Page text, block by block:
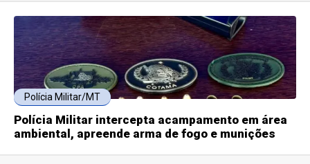
Polícia Militar/MT
Polícia Militar intercepta acampamento em área
ambiental, apreende arma de fogo e munições